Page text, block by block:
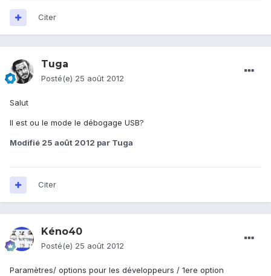
Citer
Tuga
Posté(e) 25 août 2012
Salut
Il est ou le mode le débogage USB?
Modifié 25 août 2012 par Tuga
Citer
Kéno40
Posté(e) 25 août 2012
Paramètres/ options pour les développeurs / 1ere option